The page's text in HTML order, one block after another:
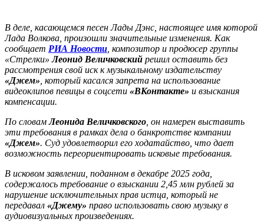
В деле, касающемся песен Лады Дэнс, настоящее имя которой
Лада Волкова, произошли значительные изменения. Как
сообщает РИА Новости , композитор и продюсер группы
«Стрелки»Леонид Величковский решил оставить без
рассмотрения свой иск к музыкальному издательству
«Джем» , который касался запрета на использование
видеоклипов певицы в соцсети «ВКонтакте» и взыскания
компенсации.
По словамЛеонида Величковского , он намерен выставить
эти требования в рамках дела о банкротстве компании
«Джем». Суд удовлетворил его ходатайство, что дает
возможность переориентировать исковые требования.
В исковом заявлении, поданном в декабре 2025 года,
содержалось требование о взыскании 2,45 млн рублей за
нарушение исключительных прав истца, который не
передавал «Джему» право использовать свою музыку в
аудиовизуальных произведениях.